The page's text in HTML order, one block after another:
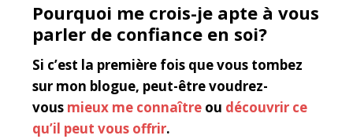
Pourquoi me crois-je apte à vous
parler de confiance en soi?
Si c’est la première fois que vous tombez
sur mon blogue, peut-êtrevoudrez-
vous mieux me connaître ou découvrir ce
qu’il peut vous offrir.